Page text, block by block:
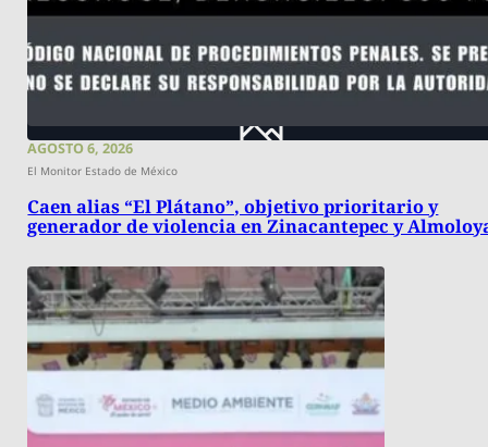
AGOSTO 6, 2026
El Monitor Estado de México
Caen alias “El Plátano”, objetivo prioritario y
generador de violencia en Zinacantepec y